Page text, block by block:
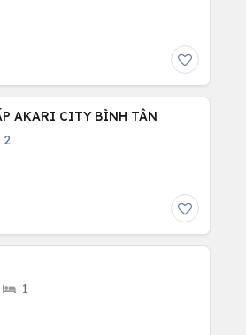
AKARI CITY BÌNH TÂN
2
1